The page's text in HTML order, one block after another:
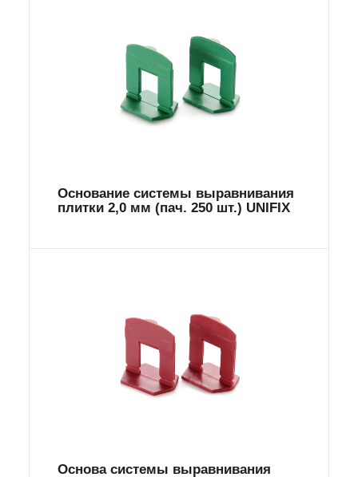
Основание системы выравнивания
плитки 2,0 мм (пач. 250 шт.) UNIFIX
Основа системы выравнивания